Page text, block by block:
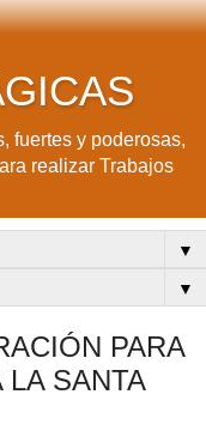
fuertes y poderosas,
realizar Trabajos
▼
▼
PARA
LA SANTA